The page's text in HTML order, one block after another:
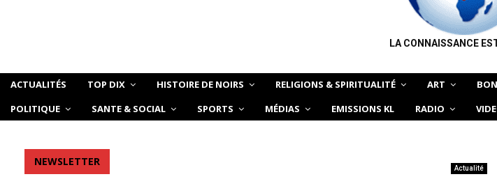
LA CONNAISSANCE
ACTUALITÉS TOP DIX HISTOIRE DE NOIRS RELIGIONS & SPIRITUALITÉ ART
POLITIQUE
SANTE & SOCIAL SPORTS MÉDIAS EMISSIONS KL RADIO
Actualité
NEWSLETTER